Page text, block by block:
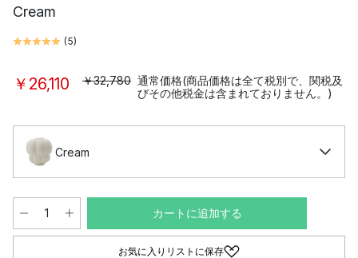
Cream
(5)
￥26,110 ￥32,780 通常価格(商品価格は全て税別で、関税及
びその他税金は含まれておりません。)
Cream
カートに追加する
お気に入りリストに保存